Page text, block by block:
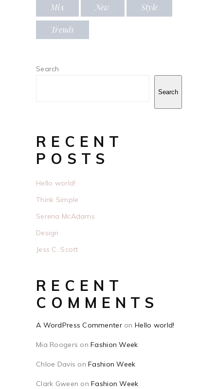
Mix New Style
Trends
Search
Search
RECENT
POSTS
Hello world!
Think Simple
Serena McAdams
Design
Jess C. Scott
RECENT
COMMENTS
A WordPress CommenteronHello world!
Mia Roogers onFashion Week
Chloe Davis onFashion Week
Clark Gween onFashion Week